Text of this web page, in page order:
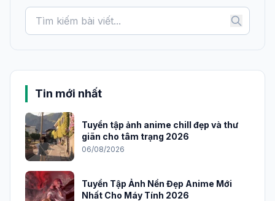
Tin mới nhất
Tuyển tập ảnh anime chill đẹp và thư
giãn cho tâm trạng 2026
06/08/2026
Tuyển Tập Ảnh Nền Đẹp Anime Mới
Nhất Cho Máy Tính 2026